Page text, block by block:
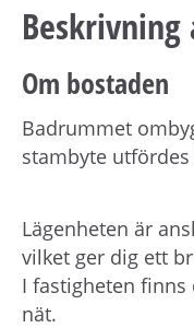
Beskrivning
Om bostaden
Badrummet
stambyte
Lägenheten är
vilket ger dig ett
I fastigheten finns
nät.